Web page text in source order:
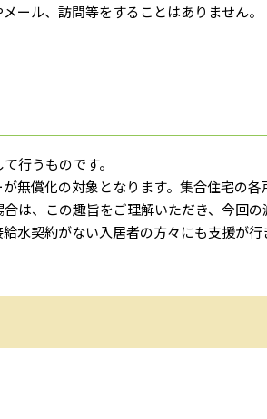
ール、訪問等をすることはありません。
行うものです。
無償化の対象となります。集合住宅の各
は、この趣旨をご理解いただき、今回の
水契約がない入居者の方々にも支援が行